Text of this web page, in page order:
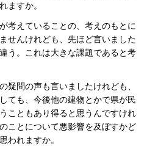
ますか。
考えていることの、考えのもとに
せんけれども、先ほど言いました
う。これは大きな課題であると考
疑問の声も言いましたけれども、
ても、今後他の建物とかで県が民
こともあり得ると思うんですけれ
ことについて悪影響を及ぼすかど
われますか。